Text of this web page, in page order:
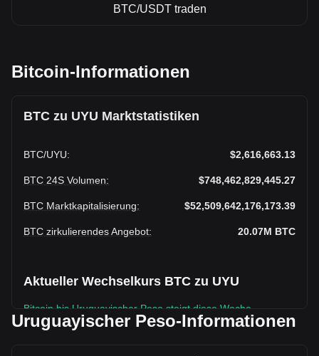
BTC/USDT traden
Bitcoin-Informationen
BTC zu UYU Marktstatistiken
BTC/UYU: $2,616,663.13
BTC 24S Volumen: $748,462,829,445.27
BTC Marktkapitalisierung: $52,509,642,176,173.39
BTC zirkulierendes Angebot: 20.07M BTC
Aktueller Wechselkurs BTC zu UYU
Bitcoin bis Uruguayischer Peso steigt diese Woche.
Der aktuelle Marktkurs von Bitcoinbeträgt $2,616,663.13 pro
Uruguayischer Peso-Informationen